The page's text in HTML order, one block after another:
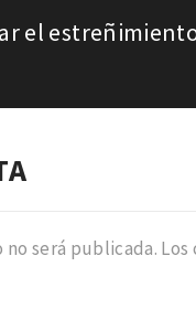
el
será publicada. Los